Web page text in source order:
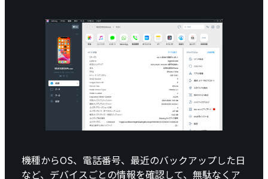
機種からOS、電話番号、最近のバックアップした日
など、デバイスごとの情報を確認して、無駄なくア